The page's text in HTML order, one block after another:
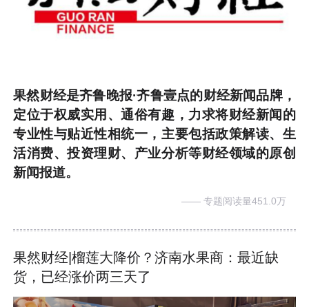
果然财经是齐鲁晚报·齐鲁壹点的财经新闻品牌，
定位于权威实用、通俗有趣，力求将财经新闻的
专业性与贴近性相统一，主要包括政策解读、生
活消费、投资理财、产业分析等财经领域的原创
新闻报道。
—— 专题阅读量451.0万
果然财经|榴莲大降价？济南水果商：最近缺
货，已经涨价两三天了